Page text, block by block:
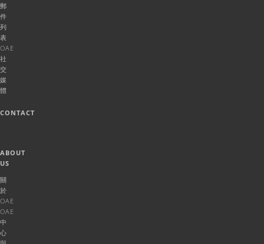
郵
件
列
表
OAE
社
交
媒
體
CONTACT
ABOUT
US
關
於
OAE
OAE
中
心